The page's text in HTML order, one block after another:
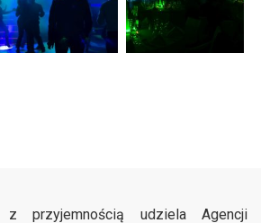
przyjemnością udziela Agencji